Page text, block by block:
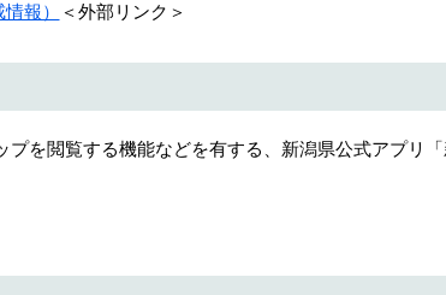
報）
＜外部リンク＞
を閲覧する機能などを有する、新潟県公式アプリ